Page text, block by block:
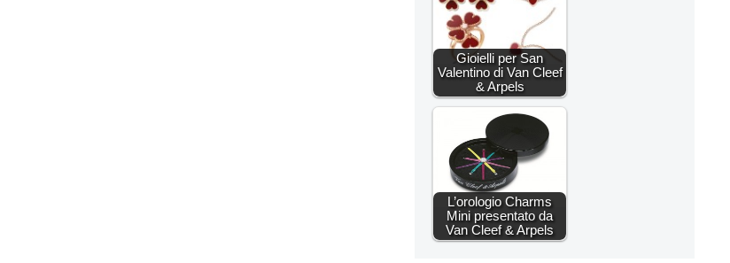
Gioielli per San
Valentino di Van Cleef
& Arpels
L’orologio Charms
Mini presentato da
Van Cleef & Arpels